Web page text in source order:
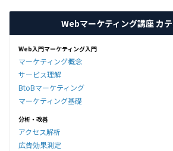
Webマーケティング講座 カ
Web入門マーケティング入門
マーケティング概念
サービス理解
BtoBマーケティング
マーケティング基礎
分析・改善
アクセス解析
広告効果測定